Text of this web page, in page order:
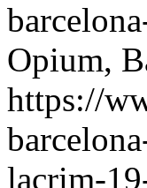
Opium,
https://
lacrim-